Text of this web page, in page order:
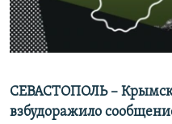
УКРАИНСКАЯ ПРОБЛЕМА
Все сайты RFE/RL
СЕВАСТОПОЛЬ –
взбудоражило